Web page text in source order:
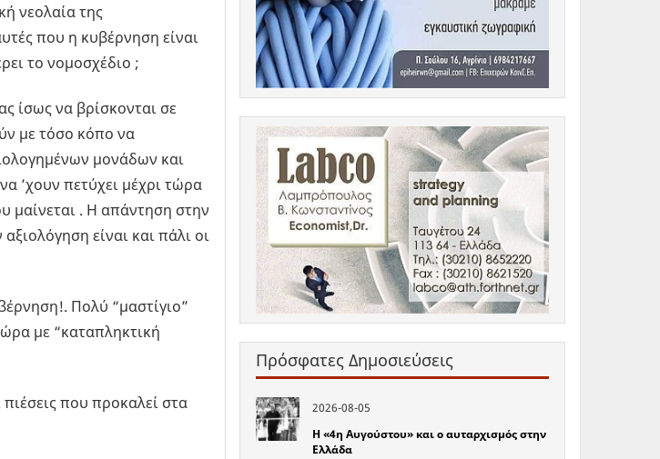
νεολαία της
που η κυβέρνηση είναι
το νομοσχέδιο ;
ίσως να βρίσκονται σε
με τόσο κόπο να
μονάδων και
’χουν πετύχει μέχρι τώρα
μαίνεται . Η απάντηση στην
είναι και πάλι οι
Πολύ “μαστίγιο”
με “καταπληκτική
που προκαλεί στα
Πρόσφατες Δημοσιεύσεις
2026-08-05
Η «4η Αυγούστου» και ο αυταρχισμός στην
Ελλάδα